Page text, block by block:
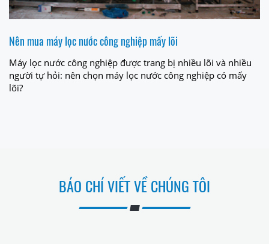
Nên mua máy lọc nước công nghiệp mấy lõi
Máy lọc nước công nghiệp được trang bị nhiều lõi và nhiều
người tự hỏi: nên chọn máy lọc nước công nghiệp có mấy
lõi?
BÁO CHÍ VIẾT VỀ CHÚNG TÔI